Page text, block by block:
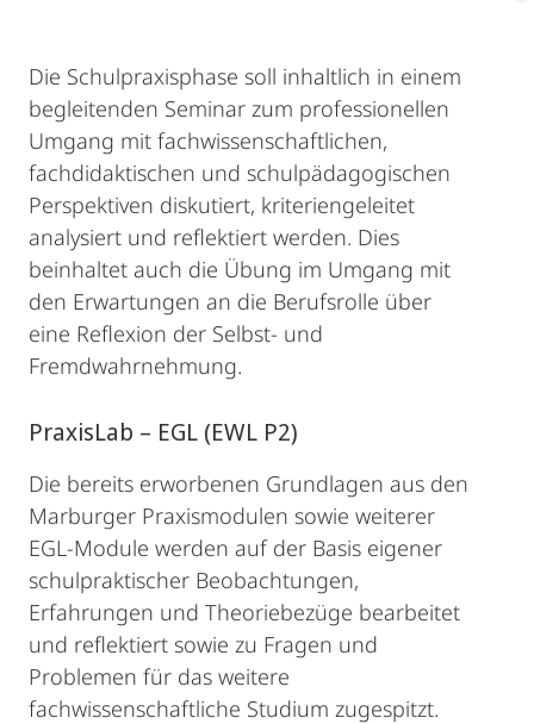
Die Schulpraxisphase soll inhaltlich in einem
begleitenden Seminar zum professionellen
Umgang mit fachwissenschaftlichen,
fachdidaktischen und schulpädagogischen
Perspektiven diskutiert, kriteriengeleitet
analysiert und reflektiert werden. Dies
beinhaltet auch die Übung im Umgang mit
den Erwartungen an die Berufsrolle über
eine Reflexion der Selbst- und
Fremdwahrnehmung.
PraxisLab – EGL (EWL P2)
Die bereits erworbenen Grundlagen aus den
Marburger Praxismodulen sowie weiterer
EGL-Module werden auf der Basis eigener
schulpraktischer Beobachtungen,
Erfahrungen und Theoriebezüge bearbeitet
und reflektiert sowie zu Fragen und
Problemen für das weitere
fachwissenschaftliche Studium zugespitzt.